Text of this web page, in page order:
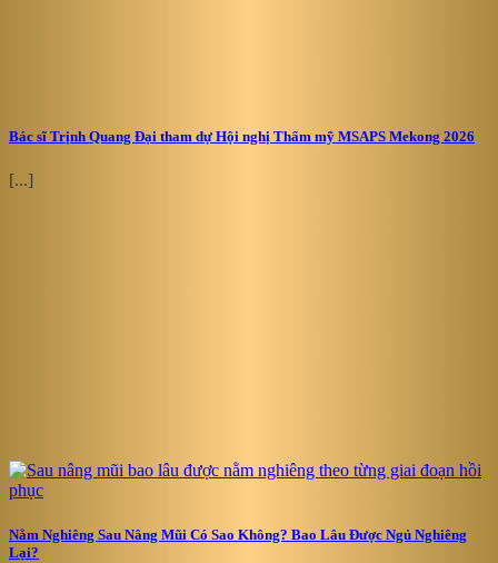
Bác sĩ Trịnh Quang Đại tham dự Hội nghị Thẩm mỹ MSAPS Mekong 2026
[...]
Nằm Nghiêng Sau Nâng Mũi Có Sao Không? Bao Lâu Được Ngủ Nghiêng
Lại?